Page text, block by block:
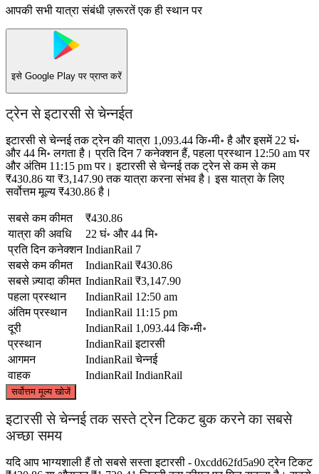
आपकी सभी यात्रा संबंधी ज़रूरतें एक ही स्थान पर
इसे Google Play पर प्राप्त करें
ट्रेन से इटारसी से चेन्नईत
इटारसी से चेन्नई तक ट्रेन की यात्रा 1,093.44 कि॰मी॰ है और इसमें 22 घं॰
और 44 मि॰ लगता है। प्रति दिन 7 कनेक्शन हैं, पहला प्रस्थान 12:50 am पर
और अंतिम 11:15 pm पर। इटारसी से चेन्नई तक ट्रेन से कम से कम
₹430.86 या ₹3,147.90 तक यात्रा करना संभव है। इस यात्रा के लिए
सर्वोत्तम मूल्य ₹430.86 है।
सबसे कम कीमत
₹430.86
यात्रा की अवधि
22 घं॰ और 44 मि॰
प्रति दिन कनेक्शन IndianRail 7
सबसे कम कीमत
IndianRail ₹430.86
सबसे ज़्यादा कीमत IndianRail ₹3,147.90
पहला प्रस्थान
IndianRail 12:50 am
अंतिम प्रस्थान
IndianRail 11:15 pm
दूरी
IndianRail 1,093.44 कि॰मी॰
प्रस्थान
IndianRail इटारसी
आगमन
IndianRail चेन्नई
वाहक
IndianRail IndianRail
सर्वोत्तम मूल्य खोजें
Itarsi
©CARTO
इटारसी से चेन्नई तक सस्ते ट्रेन टिकट बुक करने का सबसे
अच्छा समय
यदि आप भाग्यशाली हैं तो सबसे सस्ता इटारसी - 0xcdd62fd5a90 ट्रेन टिकट